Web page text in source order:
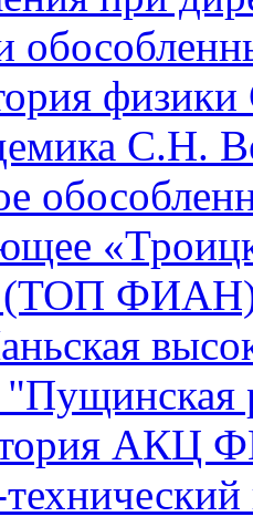
С.Н.
(ТОП
АКЦ